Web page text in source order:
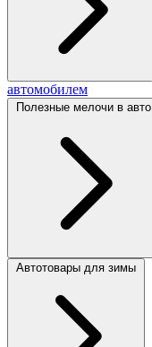
автомобилем
Полезные мелочи в авто
Автотовары для зимы